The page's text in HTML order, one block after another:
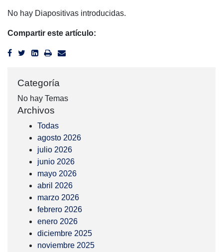
No hay Diapositivas introducidas.
Compartir este artículo:
Categoría
No hay Temas
Archivos
Todas
agosto 2026
julio 2026
junio 2026
mayo 2026
abril 2026
marzo 2026
febrero 2026
enero 2026
diciembre 2025
noviembre 2025